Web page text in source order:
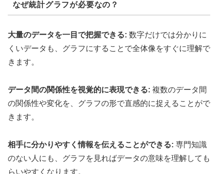
なぜ統計グラフが必要なの？
大量のデータを一目で把握できる: 数字だけでは分かりに
くいデータも、グラフにすることで全体像をすぐに理解で
きます。
データ間の関係性を視覚的に表現できる: 複数のデータ間
の関係性や変化を、グラフの形で直感的に捉えることがで
きます。
相手に分かりやすく情報を伝えることができる: 専門知識
のない人にも、グラフを見ればデータの意味を理解しても
らいやすくなります。